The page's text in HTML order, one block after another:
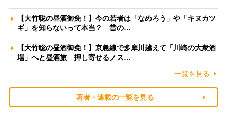
【大竹聡の昼酒御免！】今の若者は「なめろう」や「キヌカツ
ギ」を知らないって本当？ 昔の…
【大竹聡の昼酒御免！】京急線で多摩川越えて「川崎の大衆酒
場」へと昼酒旅 押し寄せるノス…
一覧を見る
著者・連載の一覧を見る